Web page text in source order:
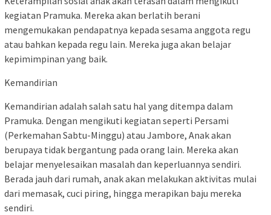
kegiatan Pramuka. Mereka akan berlatih berani
mengemukakan pendapatnya kepada sesama anggota regu
atau bahkan kepada regu lain. Mereka juga akan belajar
kepimimpinan yang baik.
Kemandirian
Kemandirian adalah salah satu hal yang ditempa dalam
Pramuka. Dengan mengikuti kegiatan seperti Persami
(Perkemahan Sabtu-Minggu) atau Jambore, Anak akan
berupaya tidak bergantung pada orang lain. Mereka akan
belajar menyelesaikan masalah dan keperluannya sendiri.
Berada jauh dari rumah, anak akan melakukan aktivitas mulai
dari memasak, cuci piring, hingga merapikan baju mereka
sendiri.